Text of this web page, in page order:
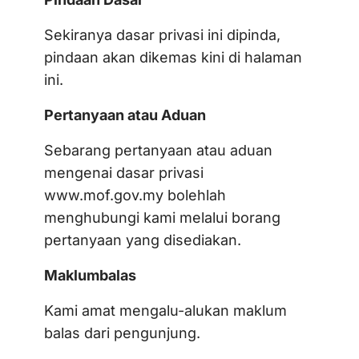
Sekiranya dasar privasi ini dipinda,
pindaan akan dikemas kini di halaman
ini.
Pertanyaan atau Aduan
Sebarang pertanyaan atau aduan
mengenai dasar privasi
www.mof.gov.my bolehlah
menghubungi kami melalui borang
pertanyaan yang disediakan.
Maklumbalas
Kami amat mengalu-alukan maklum
balas dari pengunjung.